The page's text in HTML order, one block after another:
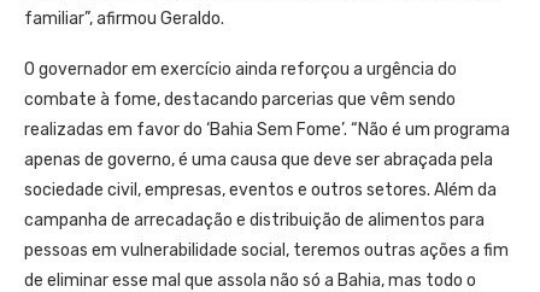
familiar”, afirmou Geraldo.
O governador em exercício ainda reforçou a urgência do
combate à fome, destacando parcerias que vêm sendo
realizadas em favor do ‘Bahia Sem Fome’. “Não é um programa
apenas de governo, é uma causa que deve ser abraçada pela
sociedade civil, empresas, eventos e outros setores. Além da
campanha de arrecadação e distribuição de alimentos para
pessoas em vulnerabilidade social, teremos outras ações a fim
de eliminar esse mal que assola não só a Bahia, mas todo o